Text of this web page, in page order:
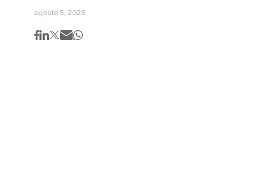
agosto 5, 2026